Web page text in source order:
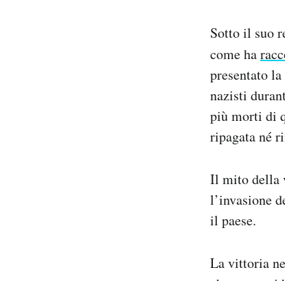
Sotto il suo
come ha
presentato
nazisti
più morti di
ripagata né
Il mito della
l’invasione
il paese.
La vittoria